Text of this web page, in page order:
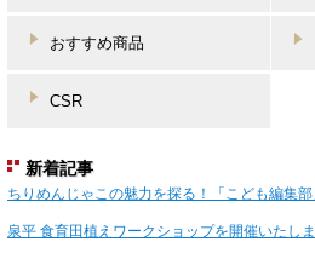
おすすめ商品
CSR
新着記事
ちりめんじゃこの魅力を探る！「こども編集
泉平 食育田植えワークショップを開催いたしま